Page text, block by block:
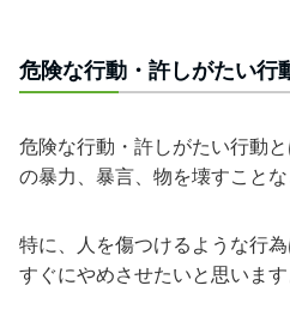
危険な行動・許しがたい行
危険な行動・許しがたい行動
の暴力、暴言、物を壊すことな
特に、人を傷つけるような行
すぐにやめさせたいと思います